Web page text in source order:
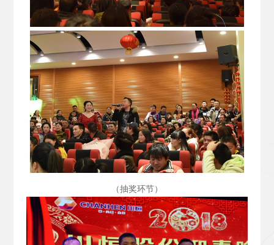
（抽奖环节）